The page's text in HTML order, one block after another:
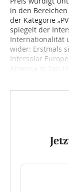
in den Bereichen
der Kategorie
spiegelt der
Internationalität
wider: Erstmals
Intersolar